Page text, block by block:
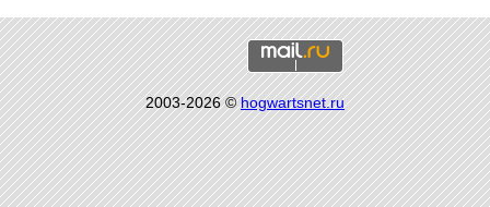
2003-2026 ©hogwartsnet.ru